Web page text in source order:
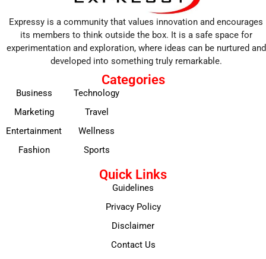
Expressy is a community that values innovation and encourages
its members to think outside the box. It is a safe space for
experimentation and exploration, where ideas can be nurtured and
developed into something truly remarkable.
Categories
Business
Marketing
Entertainment
Fashion
Technology
Travel
Wellness
Sports
Quick Links
Guidelines
Privacy Policy
Disclaimer
Contact Us